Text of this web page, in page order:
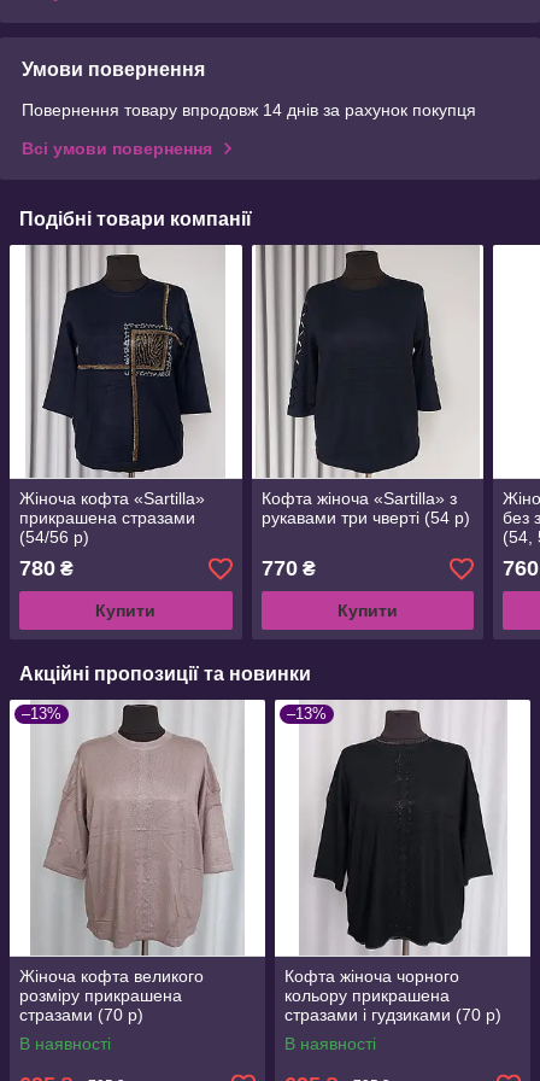
Умови повернення
Повернення товару впродовж 14 днів за рахунок покупця
Всі умови повернення
Подібні товари компанії
Жіноча кофта «Sartilla»
прикрашена стразами
(54/56 р)
780 ₴
Купити
Кофта жіноча «Sartilla» з
рукавами три чверті (54 р)
770₴
Купити
без
(54,
760
Акційні пропозиції та новинки
–13%
Жіноча кофта великого
розміру прикрашена
стразами (70 р)
В наявності
–13%
Кофта жіноча чорного
кольору прикрашена
стразами і гудзиками (70 р)
В наявності